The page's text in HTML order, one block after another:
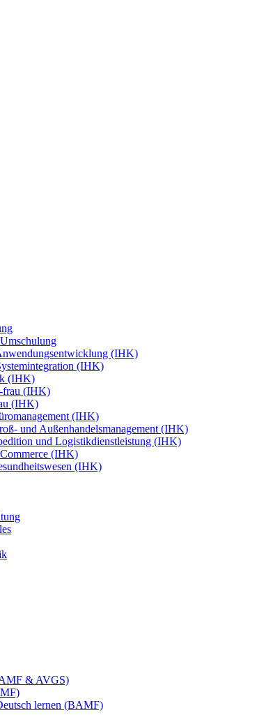
(IHK)
(IHK)
(IHK)
frau (IHK)
(IHK)
(IHK)
und Außenhandelsmanagement (IHK)
und Logistikdienstleistung (IHK)
(IHK)
(IHK)
& AVGS)
lernen (BAMF)